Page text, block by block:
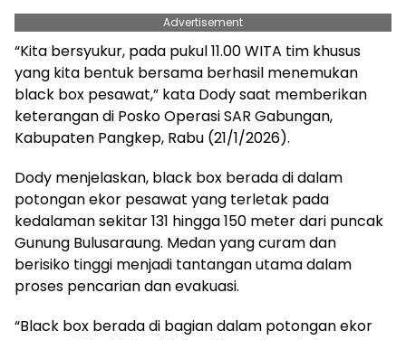
Advertisement
“Kita bersyukur, pada pukul 11.00 WITA tim khusus
yang kita bentuk bersama berhasil menemukan
black box pesawat,” kata Dody saat memberikan
keterangan di Posko Operasi SAR Gabungan,
Kabupaten Pangkep, Rabu (21/1/2026).
Dody menjelaskan, black box berada di dalam
potongan ekor pesawat yang terletak pada
kedalaman sekitar 131 hingga 150 meter dari puncak
Gunung Bulusaraung. Medan yang curam dan
berisiko tinggi menjadi tantangan utama dalam
proses pencarian dan evakuasi.
“Black box berada di bagian dalam potongan ekor